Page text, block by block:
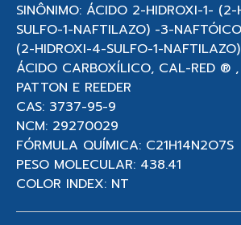
SINÔNIMO: ÁCIDO 2-HIDROXI-1-
SULFO-1-NAFTILAZO) -3-
(2-HIDROXI-4-SULFO-1-
ÁCIDO CARBOXÍLICO, CAL-RED ® ,
PATTON E REEDER
CAS: 3737-95-9
NCM: 29270029
FÓRMULA QUÍMICA: C21H14N2O7S
PESO MOLECULAR: 438.41
COLOR INDEX: NT